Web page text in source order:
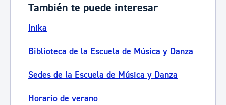
También te puede interesar
Inika
Biblioteca de la Escuela de Música y Danza
Sedes de la Escuela de Música y Danza
Horario de verano